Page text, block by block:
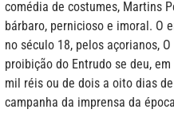
comédia de costumes, Martins
bárbaro, pernicioso e imoral. O
no século 18, pelos açorianos,
proibição do Entrudo se deu,
mil réis ou de dois a oito dias
campanha da imprensa da